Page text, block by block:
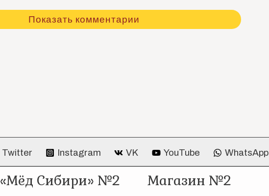
Показать комментарии
Twitter Instagram VK YouTube WhatsApp
«Мёд Сибири» №2 Магазин №2